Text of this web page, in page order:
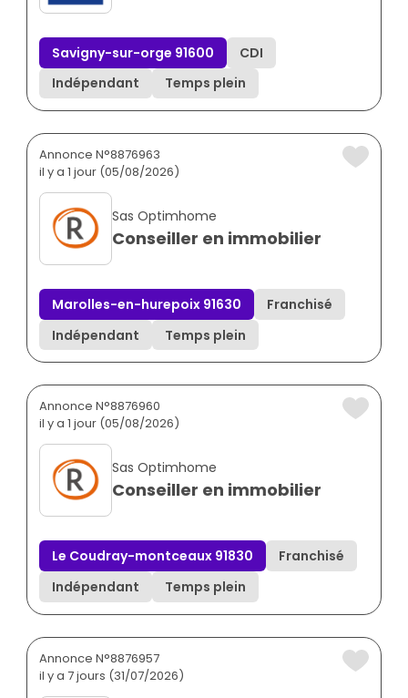
Savigny-sur-orge 91600
CDI
Indépendant
Temps plein
Annonce N°8876963
il y a 1 jour (05/08/2026)
Sas Optimhome
Conseiller en immobilier
Marolles-en-hurepoix 91630
Franchisé
Indépendant
Temps plein
Annonce N°8876960
il y a 1 jour (05/08/2026)
Sas Optimhome
Conseiller en immobilier
Le Coudray-montceaux 91830
Franchisé
Indépendant
Temps plein
Annonce N°8876957
il y a 7 jours (31/07/2026)